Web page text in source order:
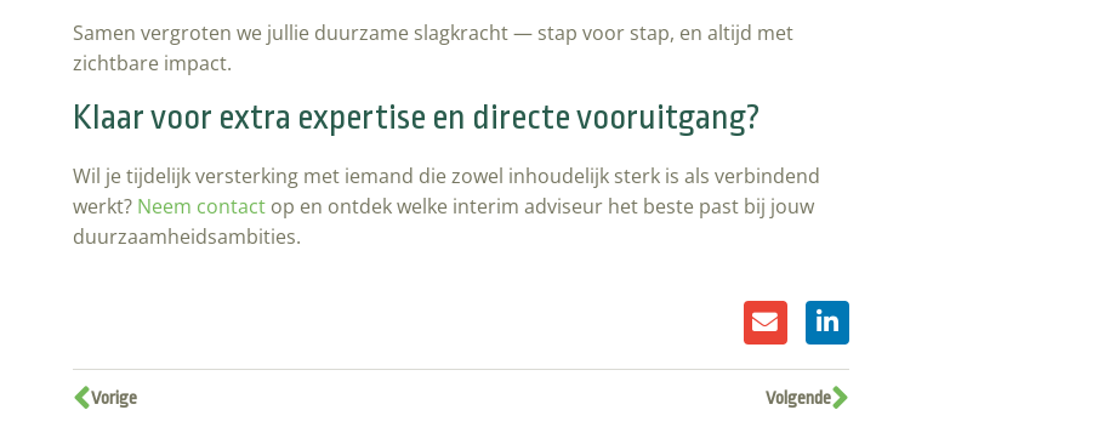
Samen vergroten we jullie duurzame slagkracht — stap voor stap, en altijd met
zichtbare impact.
Klaar voor extra expertise en directe vooruitgang?
Wil je tijdelijk versterking met iemand die zowel inhoudelijk sterk is als verbindend
werkt? Neem contact op en ontdek welke interim adviseur het beste past bij jouw
duurzaamheidsambities.
Vorige Volgende